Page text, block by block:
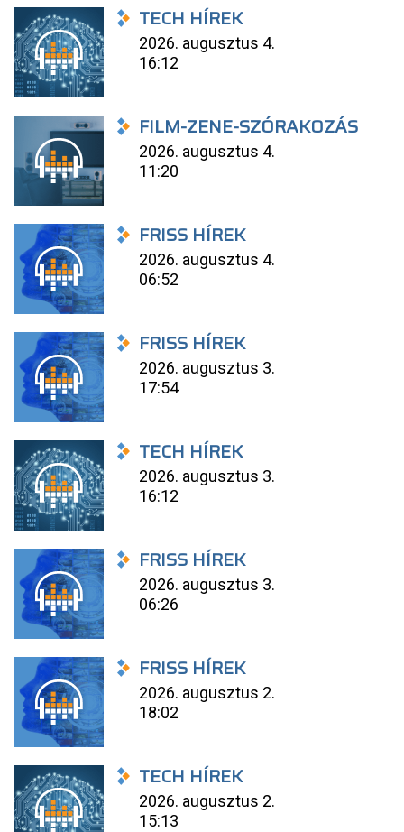
TECH HÍREK
2026. augusztus 4.
16:12
FILM-ZENE-SZÓRAKOZÁS
2026. augusztus 4.
11:20
FRISS HÍREK
2026. augusztus 4.
06:52
FRISS HÍREK
2026. augusztus 3.
17:54
TECH HÍREK
2026. augusztus 3.
16:12
FRISS HÍREK
2026. augusztus 3.
06:26
FRISS HÍREK
2026. augusztus 2.
18:02
TECH HÍREK
2026. augusztus 2.
15:13